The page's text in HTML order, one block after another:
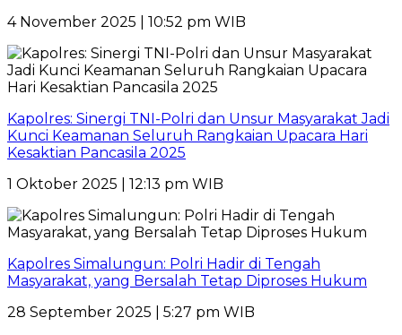
4 November 2025 | 10:52 pm WIB
Kapolres: Sinergi TNI-Polri dan Unsur Masyarakat Jadi
Kunci Keamanan Seluruh Rangkaian Upacara Hari
Kesaktian Pancasila 2025
1 Oktober 2025 | 12:13 pm WIB
Kapolres Simalungun: Polri Hadir di Tengah
Masyarakat, yang Bersalah Tetap Diproses Hukum
28 September 2025 | 5:27 pm WIB